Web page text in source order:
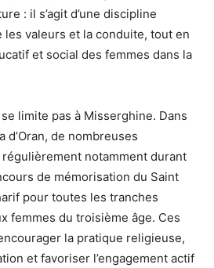
: il s’agit d’une discipline
valeurs et la conduite, tout en
et social des femmes dans la
limite pas à Misserghine. Dans
d’Oran, de nombreuses
notamment durant
de mémorisation du Saint
pour toutes les tranches
femmes du troisième âge. Ces
la pratique religieuse,
et favoriser l’engagement actif